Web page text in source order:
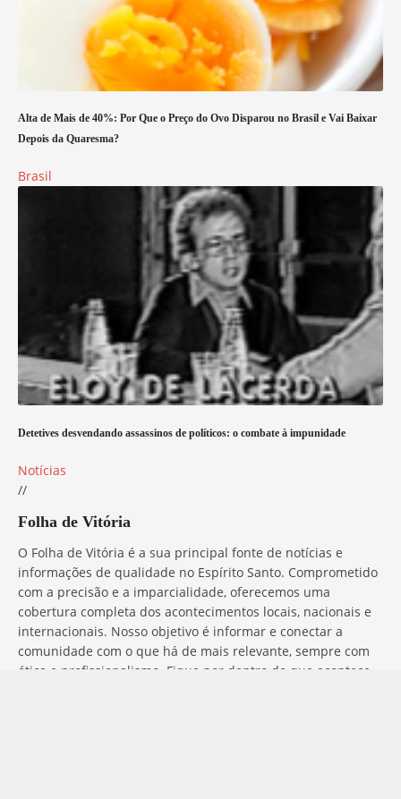
Alta de Mais de 40%: Por Que o Preço do Ovo Disparou no Brasil e Vai Baixar
Depois da Quaresma?
Brasil
Detetives desvendando assassinos de políticos: o combate à impunidade
Notícias
//
Folha de Vitória
O Folha de Vitória é a sua principal fonte de notícias e
informações de qualidade no Espírito Santo. Comprometido
com a precisão e a imparcialidade, oferecemos uma
cobertura completa dos acontecimentos locais, nacionais e
internacionais. Nosso objetivo é informar e conectar a
comunidade com o que há de mais relevante, sempre com
ética e profissionalismo. Fique por dentro do que acontece